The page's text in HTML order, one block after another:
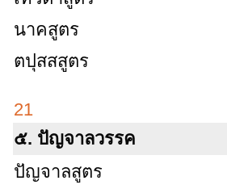
นาคสูตร
ตปุสสสูตร
21
๕. ปัญจาลวรรค
ปัญจาลสูตร